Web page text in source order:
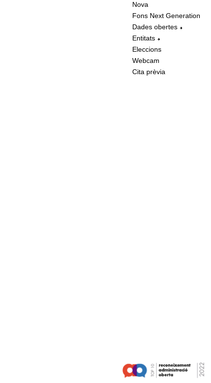
Nova
Fons Next Generation
Dades obertes
Entitats
Eleccions
Webcam
Cita prèvia